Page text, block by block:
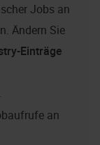
Jobs an
Ändern Sie
Einträge
an